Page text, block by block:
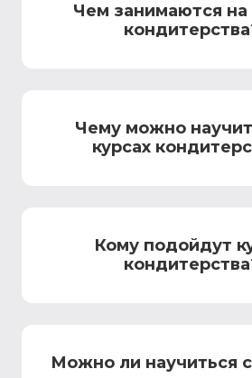
Чем занимаются на
Чему можно
курсах
Кому подойдут
Можно ли научиться